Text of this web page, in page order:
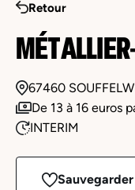
Retour
67460
De 13 à 16 euros
INTERIM
Sauvegarder